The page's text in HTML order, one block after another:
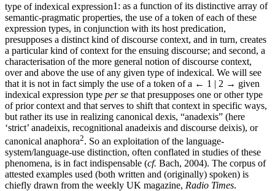
type of indexical expression1: as a function of its distinctive array of
semantic-pragmatic properties, the use of a token of each of these
expression types, in conjunction with its host predication,
presupposes a distinct kind of discourse context, and in turn, creates
a particular kind of context for the ensuing discourse; and second, a
characterisation of the more general notion of discourse context,
over and above the use of any given type of indexical. We will see
that it is not in fact simply the use of a token of a ← 1 | 2 → given
indexical expression type per se that presupposes one or other type
of prior context and that serves to shift that context in specific ways,
but rather its use in realizing canonical dexis, “anadexis” (here
‘strict’ anadeixis, recognitional anadeixis and discourse deixis), or
canonical anaphora2. So an exploitation of the language-
system/language-use distinction, often conflated in studies of these
phenomena, is in fact indispensable (cf. Bach, 2004). The corpus of
attested examples used (both written and (originally) spoken) is
chiefly drawn from the weekly UK magazine, Radio Times.